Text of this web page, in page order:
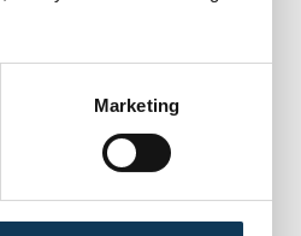
Marketing